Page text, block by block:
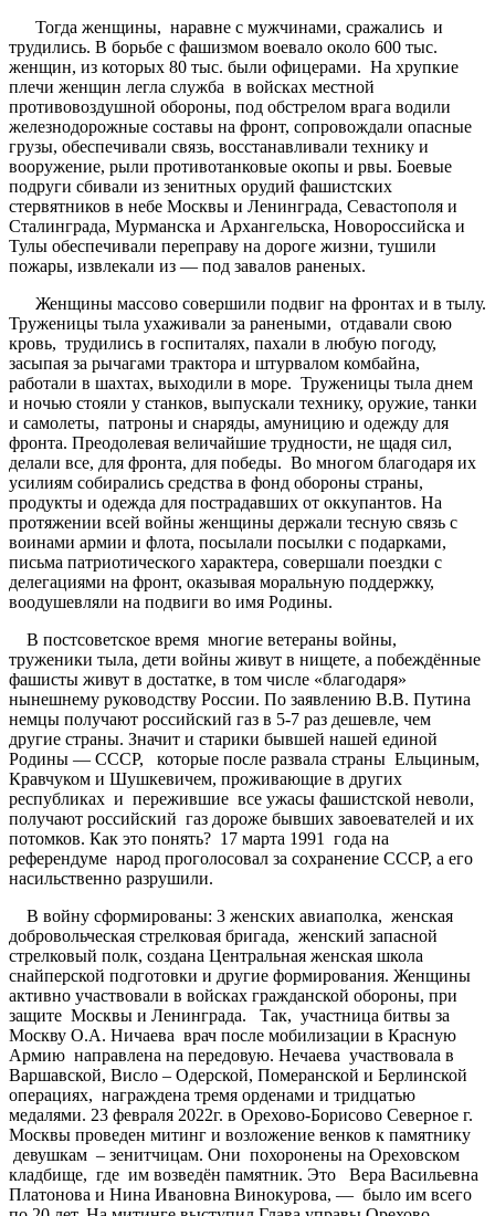
Тогда женщины, наравне с мужчинами, сражались и
трудились. В борьбе с фашизмом воевало около 600 тыс.
женщин, из которых 80 тыс. были офицерами. На хрупкие
плечи женщин легла служба в войсках местной
противовоздушной обороны, под обстрелом врага водили
железнодорожные составы на фронт, сопровождали опасные
грузы, обеспечивали связь, восстанавливали технику и
вооружение, рыли противотанковые окопы и рвы. Боевые
подруги сбивали из зенитных орудий фашистских
стервятников в небе Москвы и Ленинграда, Севастополя и
Сталинграда, Мурманска и Архангельска, Новороссийска и
Тулы обеспечивали переправу на дороге жизни, тушили
пожары, извлекали из — под завалов раненых.
Женщины массово совершили подвиг на фронтах и в тылу.
Труженицы тыла ухаживали за ранеными, отдавали свою
кровь, трудились в госпиталях, пахали в любую погоду,
засыпая за рычагами трактора и штурвалом комбайна,
работали в шахтах, выходили в море. Труженицы тыла днем
и ночью стояли у станков, выпускали технику, оружие, танки
и самолеты, патроны и снаряды, амуницию и одежду для
фронта. Преодолевая величайшие трудности, не щадя сил,
делали все, для фронта, для победы. Во многом благодаря их
усилиям собирались средства в фонд обороны страны,
продукты и одежда для пострадавших от оккупантов. На
протяжении всей войны женщины держали тесную связь с
воинами армии и флота, посылали посылки с подарками,
письма патриотического характера, совершали поездки с
делегациями на фронт, оказывая моральную поддержку,
воодушевляли на подвиги во имя Родины.
В постсоветское время многие ветераны войны,
труженики тыла, дети войны живут в нищете, а побеждённые
фашисты живут в достатке, в том числе «благодаря»
нынешнему руководству России. По заявлению В.В. Путина
немцы получают российский газ в 5-7 раз дешевле, чем
другие страны. Значит и старики бывшей нашей единой
Родины — СССР, которые после развала страны Ельциным,
Кравчуком и Шушкевичем, проживающие в других
республиках и пережившие все ужасы фашистской неволи,
получают российский газ дороже бывших завоевателей и их
потомков. Как это понять? 17 марта 1991 года на
референдуме народ проголосовал за сохранение СССР, а его
насильственно разрушили.
В войну сформированы: 3 женских авиаполка, женская
добровольческая стрелковая бригада, женский запасной
стрелковый полк, создана Центральная женская школа
снайперской подготовки и другие формирования. Женщины
активно участвовали в войсках гражданской обороны, при
защите Москвы и Ленинграда. Так, участница битвы за
Москву О.А. Ничаева врач после мобилизации в Красную
Армию направлена на передовую. Нечаева участвовала в
Варшавской, Висло – Одерской, Померанской и Берлинской
операциях, награждена тремя орденами и тридцатью
медалями. 23 февраля 2022г. в Орехово-Борисово Северное г.
Москвы проведен митинг и возложение венков к памятнику
девушкам – зенитчицам. Они похоронены на Ореховском
кладбище, где им возведён памятник. Это Вера Васильевна
Платонова и Нина Ивановна Винокурова, — было им всего